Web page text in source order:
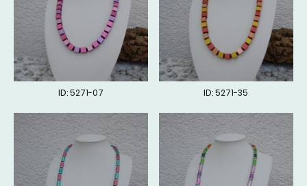
ID: 5271-07 ID: 5271-35